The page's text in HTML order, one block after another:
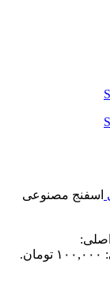
اسفنج مصنوعی